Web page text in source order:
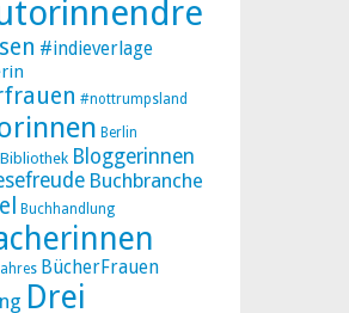
#indieverlage
#nottrumpsland
Berlin
Bibliothek Bloggerinnen
Buchbranche
Buchhandlung
BücherFrauen
Drei